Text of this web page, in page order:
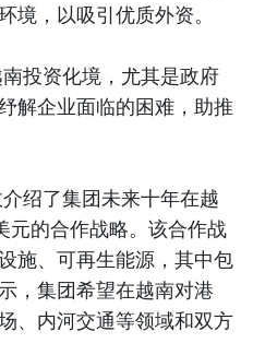
境，以吸引优质外资。
投资化境，尤其是政府
解企业面临的困难，助推
绍了集团未来十年在越
元的合作战略。该合作战
施、可再生能源，其中包
，集团希望在越南对港
、内河交通等领域和双方